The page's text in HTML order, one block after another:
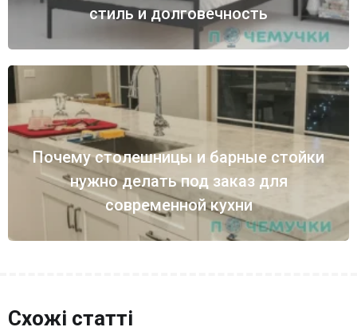
стиль и долговечность
Почему столешницы и барные стойки
нужно делать под заказ для
современной кухни
Схожі статті